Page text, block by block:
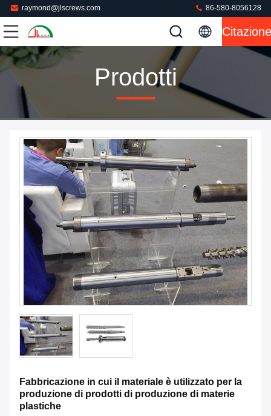
raymond@jlscrews.com 86-580-8056128
Citazione
Prodotti
Fabbricazione in cui il materiale è utilizzato per la
produzione di prodotti di produzione di materie
plastiche